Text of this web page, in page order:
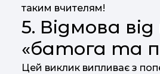
таким вчителям!
5. Відмова
«батога та
Цей виклик випливає з